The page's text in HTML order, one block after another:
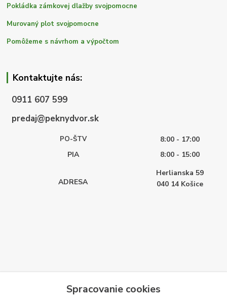
Pokládka zámkovej dlažby svojpomocne
Murovaný plot svojpomocne
Pomôžeme s návrhom a výpočtom
Kontaktujte nás:
0911 607 599
predaj@peknydvor.sk
PO-ŠTV
8:00 - 17:00
PIA
8:00 - 15:00
ADRESA
Herlianska 59
040 14 Košice
Spracovanie cookies